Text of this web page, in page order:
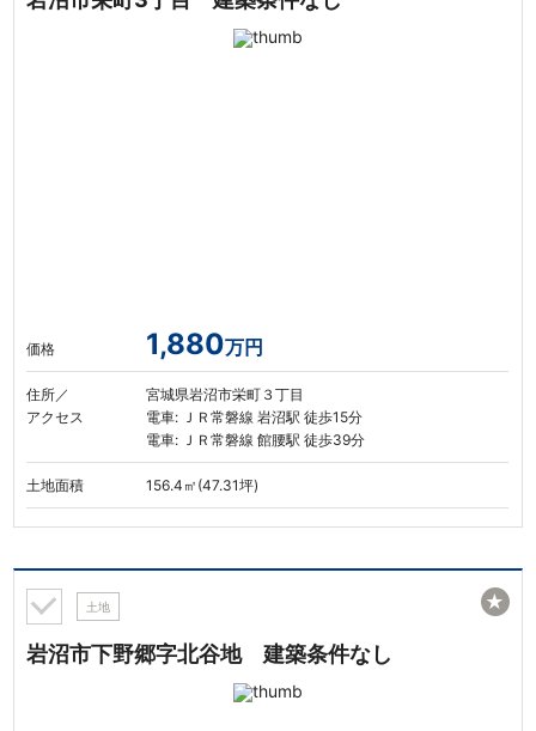
価格 1,880万円
住所／
アクセス
宮城県岩沼市栄町３丁目
電車: ＪＲ常磐線 岩沼駅 徒歩15分
電車: ＪＲ常磐線 館腰駅 徒歩39分
土地面積 156.4㎡(47.31坪)
土地
岩沼市下野郷字北谷地 建築条件なし
★